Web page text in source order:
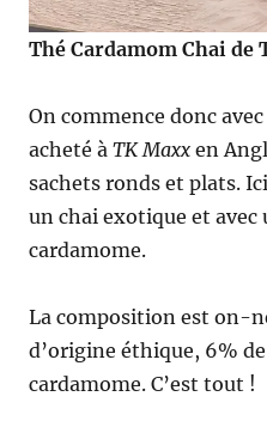
Thé Cardamom Chai de
On commence donc avec
acheté à TK Maxxen
sachets ronds et plats.
un chai exotique et avec
cardamome.
La composition est on-
d’origine éthique, 6%
cardamome. C’est tout !